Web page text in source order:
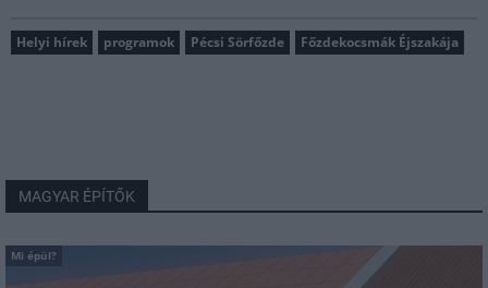
Helyi hírek programok Pécsi Sörfőzde Főzdekocsmák Éjszakája
MAGYAR ÉPÍTŐK
Mi épül?